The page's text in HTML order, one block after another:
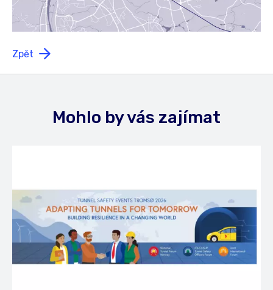
Zpět
Mohlo by vás zajímat